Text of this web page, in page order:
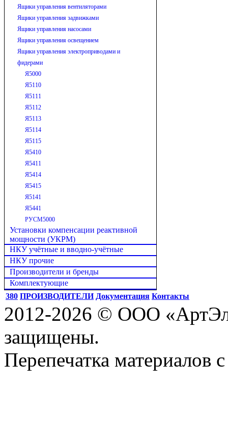
Ящики управления вентиляторами
Ящики управления задвижками
Ящики управления насосами
Ящики управления освещением
Ящики управления электроприводами и
фидерами
Я5000
Я5110
Я5111
Я5112
Я5113
Я5114
Я5115
Я5410
Я5411
Я5414
Я5415
Я5141
Я5441
РУСМ5000
Установки компенсации реактивной
мощности (УКРМ)
НКУ учётные и вводно-учётные
НКУ прочие
Производители и бренды
Комплектующие
380 ПРОИЗВОДИТЕЛИ Документация Контакты
2012-2026 © ООО
защищены.
Перепечатка материалов